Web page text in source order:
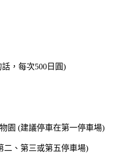
，每次500日圓)
園 (建議停車在第一停車場)
二、第三或第五停車場)